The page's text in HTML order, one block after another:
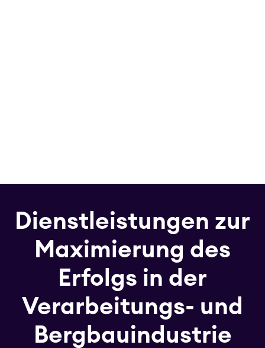
Dienstleistungen zur
Maximierung des
Erfolgs in der
Verarbeitungs- und
Bergbauindustrie